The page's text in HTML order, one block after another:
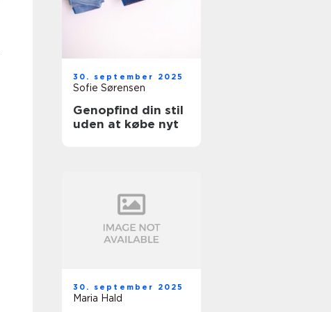
30. september 2025
Sofie Sørensen
Genopfind din stil
uden at købe nyt
30. september 2025
Maria Hald